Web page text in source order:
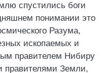
спустились боги
понимании это
Разума,
ископаемых и
правителем Нибиру
правителями Земли,